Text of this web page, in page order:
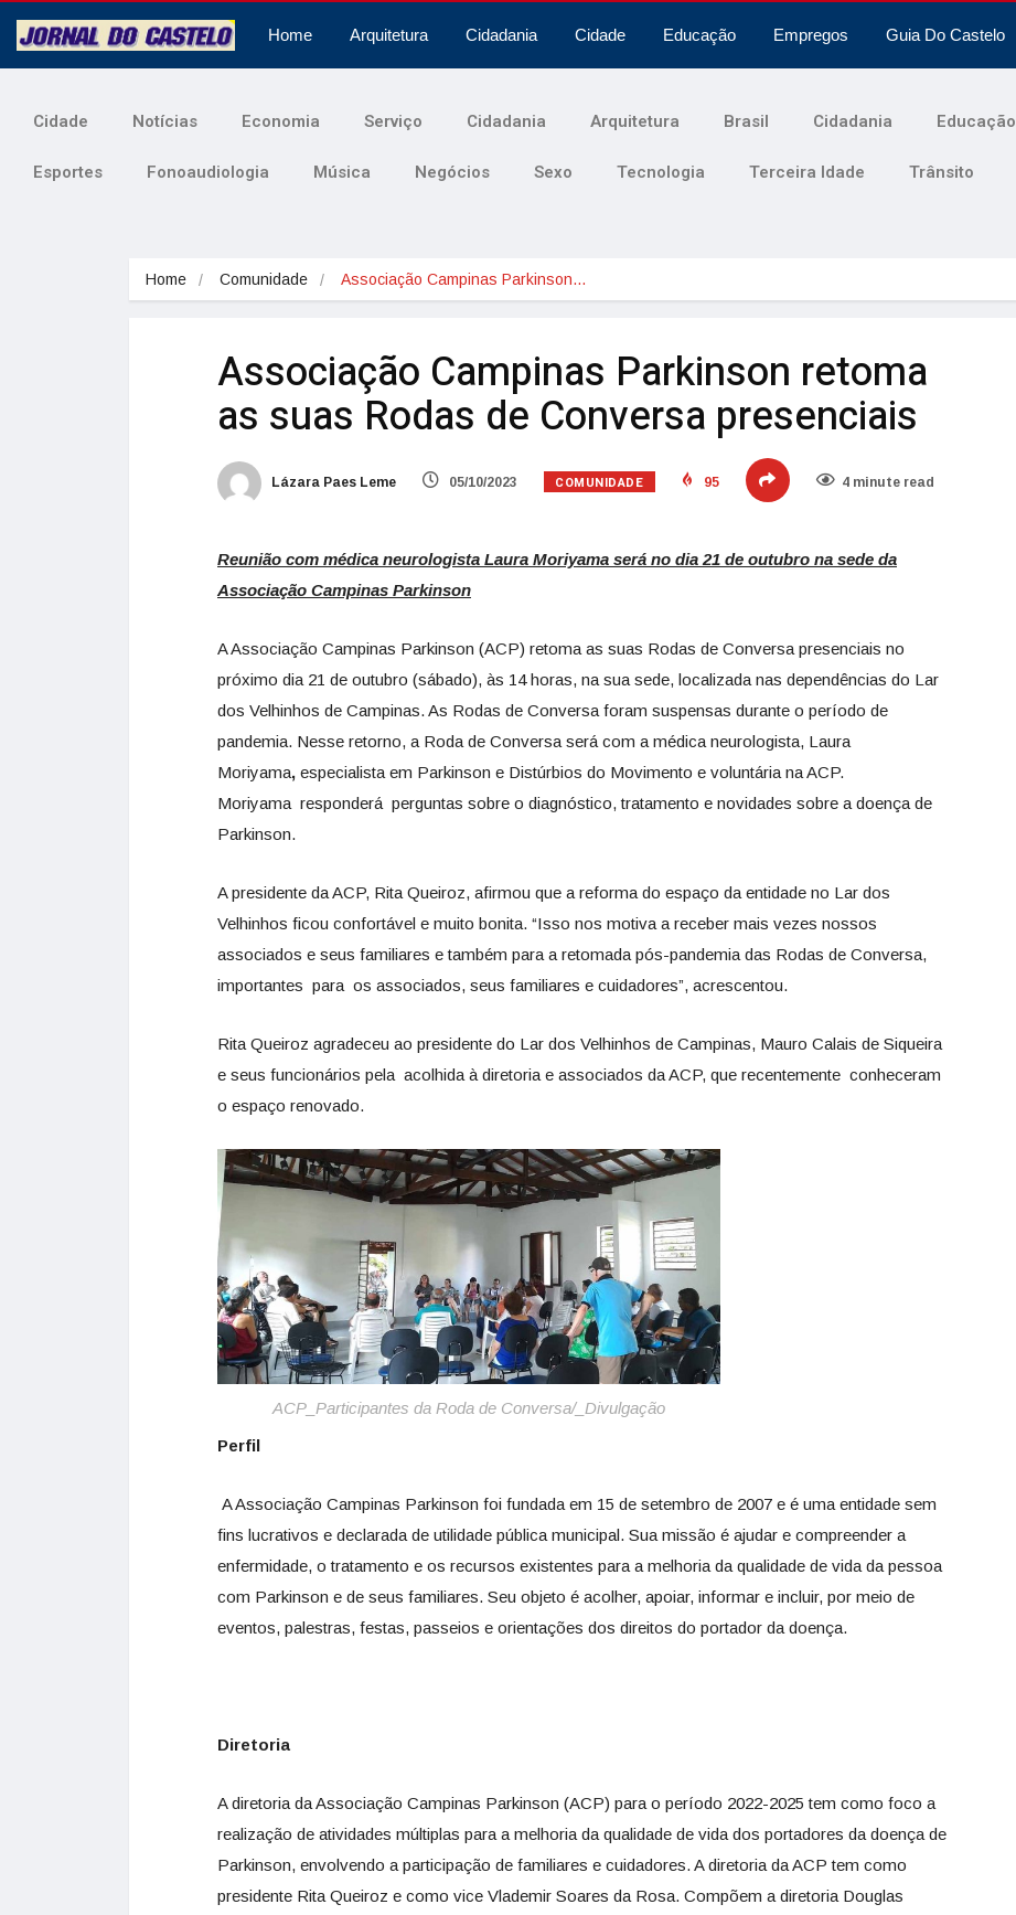
Home Arquitetura Cidadania Cidade Educação Empregos Guia Do Castelo
Cidade Notícias Economia Serviço Cidadania Arquitetura Brasil Cidadania Educação
Esportes Fonoaudiologia Música Negócios Sexo Tecnologia Terceira Idade Trânsito
Home Comunidade Associação Campinas Parkinson…
Associação Campinas Parkinson retoma
as suas Rodas de Conversa presenciais
Lázara Paes Leme 05/10/2023 COMUNIDADE 95 4 minute read
Reunião com médica neurologista Laura Moriyama será no dia 21 de outubro na sede da
Associação Campinas Parkinson
A Associação Campinas Parkinson (ACP) retoma as suas Rodas de Conversa presenciais no
próximo dia 21 de outubro (sábado), às 14 horas, na sua sede, localizada nas dependências do Lar
dos Velhinhos de Campinas. As Rodas de Conversa foram suspensas durante o período de
pandemia. Nesse retorno, a Roda de Conversa será com a médica neurologista, Laura
Moriyama, especialista em Parkinson e Distúrbios do Movimento e voluntária na ACP.
Moriyama responderá perguntas sobre o diagnóstico, tratamento e novidades sobre a doença de
Parkinson.
A presidente da ACP, Rita Queiroz, afirmou que a reforma do espaço da entidade no Lar dos
Velhinhos ficou confortável e muito bonita. “Isso nos motiva a receber mais vezes nossos
associados e seus familiares e também para a retomada pós-pandemia das Rodas de Conversa,
importantes para os associados, seus familiares e cuidadores”, acrescentou.
Rita Queiroz agradeceu ao presidente do Lar dos Velhinhos de Campinas, Mauro Calais de Siqueira
e seus funcionários pela acolhida à diretoria e associados da ACP, que recentemente conheceram
o espaço renovado.
ACP_Participantes da Roda de Conversa/_Divulgação
Perfil
A Associação Campinas Parkinson foi fundada em 15 de setembro de 2007 e é uma entidade sem
fins lucrativos e declarada de utilidade pública municipal. Sua missão é ajudar e compreender a
enfermidade, o tratamento e os recursos existentes para a melhoria da qualidade de vida da pessoa
com Parkinson e de seus familiares. Seu objeto é acolher, apoiar, informar e incluir, por meio de
eventos, palestras, festas, passeios e orientações dos direitos do portador da doença.
Diretoria
A diretoria da Associação Campinas Parkinson (ACP) para o período 2022-2025 tem como foco a
realização de atividades múltiplas para a melhoria da qualidade de vida dos portadores da doença de
Parkinson, envolvendo a participação de familiares e cuidadores. A diretoria da ACP tem como
presidente Rita Queiroz e como vice Vlademir Soares da Rosa. Compõem a diretoria Douglas